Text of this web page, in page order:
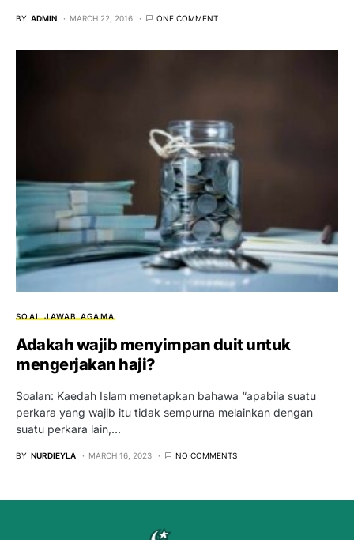
BY ADMIN MARCH 22, 2016 ONE COMMENT
SOAL JAWAB AGAMA
Adakah wajib menyimpan duit untuk
mengerjakan haji?
Soalan: Kaedah Islam menetapkan bahawa “apabila suatu
perkara yang wajib itu tidak sempurna melainkan dengan
suatu perkara lain,…
BY NURDIEYLA MARCH 16, 2023 NO COMMENTS